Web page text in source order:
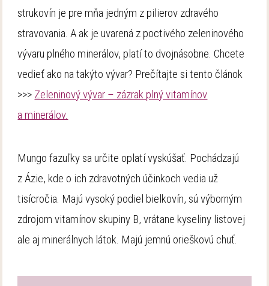
strukovín je pre mňa jedným z pilierov zdravého
stravovania. A ak je uvarená z poctivého zeleninového
vývaru plného minerálov, platí to dvojnásobne. Chcete
vedieť ako na takýto vývar? Prečítajte si tento článok
>>> Zeleninový vývar – zázrak plný vitamínov
a minerálov.
Mungo fazuľky sa určite oplatí vyskúšať. Pochádzajú
z Ázie, kde o ich zdravotných účinkoch vedia už
tisícročia. Majú vysoký podiel bielkovín, sú výborným
zdrojom vitamínov skupiny B, vrátane kyseliny listovej
ale aj minerálnych látok. Majú jemnú orieškovú chuť.